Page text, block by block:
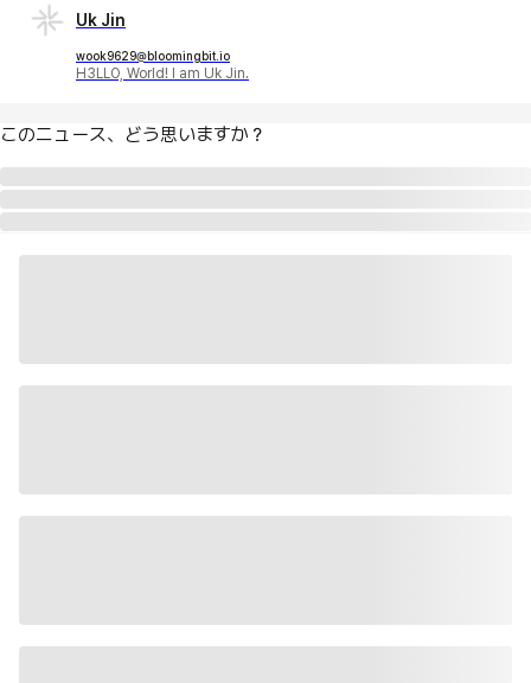
Uk Jin
wook9629@bloomingbit.io
H3LLO, World! I am Uk Jin.
このニュース、どう思いますか？